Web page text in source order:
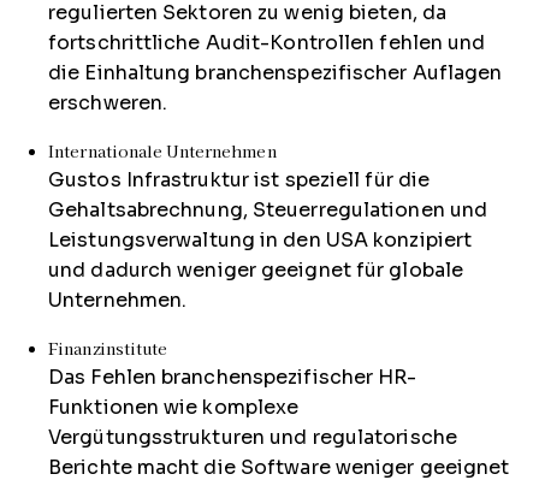
regulierten Sektoren zu wenig bieten, da
fortschrittliche Audit-Kontrollen fehlen und
die Einhaltung branchenspezifischer Auflagen
erschweren.
Internationale Unternehmen
Gustos Infrastruktur ist speziell für die
Gehaltsabrechnung, Steuerregulationen und
Leistungsverwaltung in den USA konzipiert
und dadurch weniger geeignet für globale
Unternehmen.
Finanzinstitute
Das Fehlen branchenspezifischer HR-
Funktionen wie komplexe
Vergütungsstrukturen und regulatorische
Berichte macht die Software weniger geeignet